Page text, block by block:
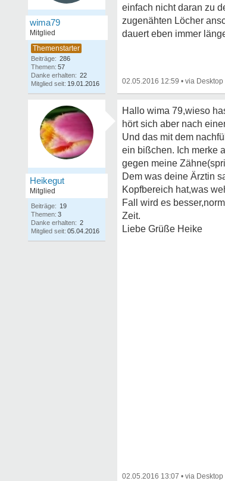
wima79
Mitglied
Beiträge: 286
Themen: 57
Danke erhalten: 22
Mitglied seit: 19.01.2016
einfach nicht daran zu
zugenähten Löcher
dauert eben immer
02.05.2016 12:59 •
Heikegut
Mitglied
Beiträge: 19
Themen: 3
Danke erhalten: 2
Mitglied seit: 05.04.2016
Hallo wima 79,wieso
hört sich aber nach
Und das mit dem
ein bißchen. Ich merke
gegen meine
Dem was deine Ärztin
Kopfbereich hat,was
Fall wird es
Zeit.
Liebe Grüße Heike
02.05.2016 13:07 •